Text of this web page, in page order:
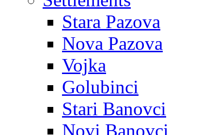
Stara Pazova
Nova Pazova
Vojka
Golubinci
Stari Banovci
Novi Banovci